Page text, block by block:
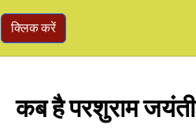
क्लिक करें
कब है परशुराम